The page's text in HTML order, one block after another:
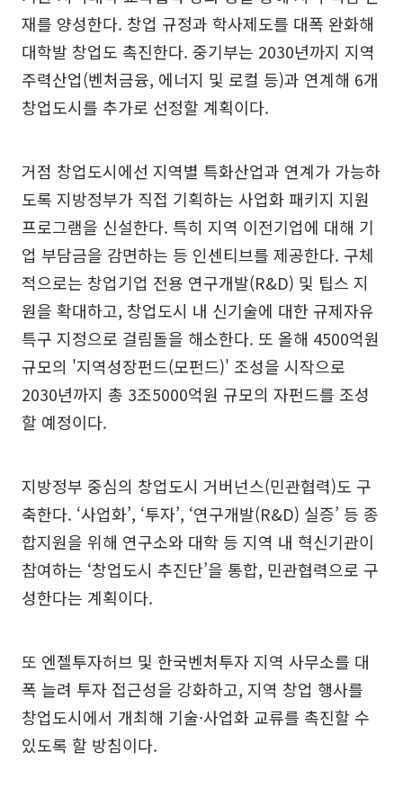
재를 양성한다. 창업 규정과 학사제도를 대폭 완화해
대학발 창업도 촉진한다. 중기부는 2030년까지 지역
주력산업(벤처금융, 에너지 및 로컬 등)과 연계해 6개
창업도시를 추가로 선정할 계획이다.
거점 창업도시에선 지역별 특화산업과 연계가 가능하
도록 지방정부가 직접 기획하는 사업화 패키지 지원
프로그램을 신설한다. 특히 지역 이전기업에 대해 기
업 부담금을 감면하는 등 인센티브를 제공한다. 구체
적으로는 창업기업 전용 연구개발(R&D) 및 팁스 지
원을 확대하고, 창업도시 내 신기술에 대한 규제자유
특구 지정으로 걸림돌을 해소한다. 또 올해 4500억원
규모의 '지역성장펀드(모펀드)' 조성을 시작으로
2030년까지 총 3조5000억원 규모의 자펀드를 조성
할 예정이다.
지방정부 중심의 창업도시 거버넌스(민관협력)도 구
축한다. ‘사업화’, ‘투자’, ‘연구개발(R&D) 실증’ 등 종
합지원을 위해 연구소와 대학 등 지역 내 혁신기관이
참여하는 ‘창업도시 추진단’을 통합, 민관협력으로 구
성한다는 계획이다.
또 엔젤투자허브 및 한국벤처투자 지역 사무소를 대
폭 늘려 투자 접근성을 강화하고, 지역 창업 행사를
창업도시에서 개최해 기술·사업화 교류를 촉진할 수
있도록 할 방침이다.